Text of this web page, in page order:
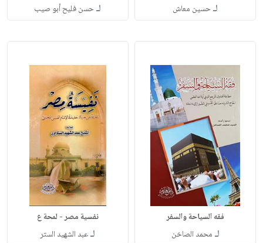
لـحسين معاش لـحسن فليح أبو صيب
فقه السياحة والسفر
لـ محمد الصاخن
نفسية مصر - لمحة ع
لـعبد الشهيد الستر